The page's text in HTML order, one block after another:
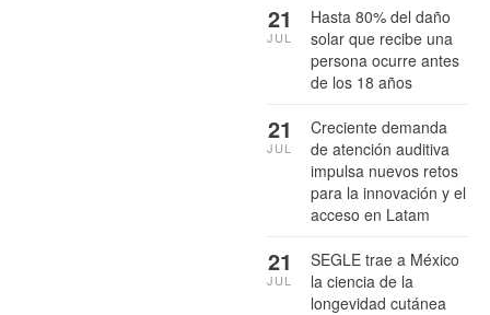
Hasta 80% del daño
solar que recibe una
persona ocurre antes
de los 18 años
21
JUL
Creciente demanda
de atención auditiva
impulsa nuevos retos
para la innovación y el
acceso en Latam
21
JUL
SEGLE trae a México
la ciencia de la
longevidad cutánea
21
JUL